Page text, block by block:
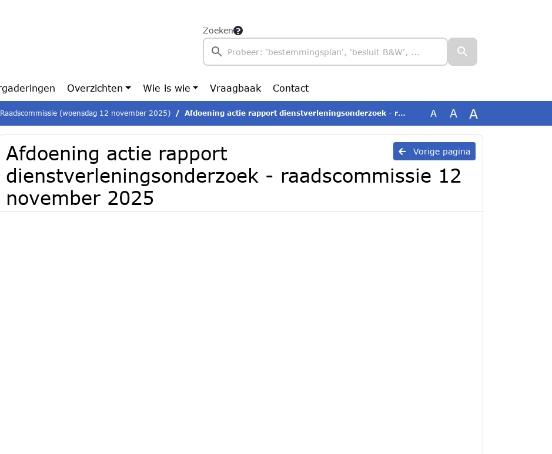
Zoeken
Overzichten Wie is wie Vraagbaak Contact
Raadscommissie (woensdag 12 november 2025) Afdoening actie rapport dienstverleningsonderzoek - raadscommissie 12 november 2025 A A A
Vorige pagina
Afdoening actie rapport
dienstverleningsonderzoek - raadscommissie 12
november 2025